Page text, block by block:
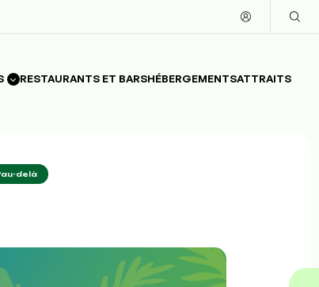
RESTAURANTS ET BARSHÉBERGEMENTSATTRAITS
delà